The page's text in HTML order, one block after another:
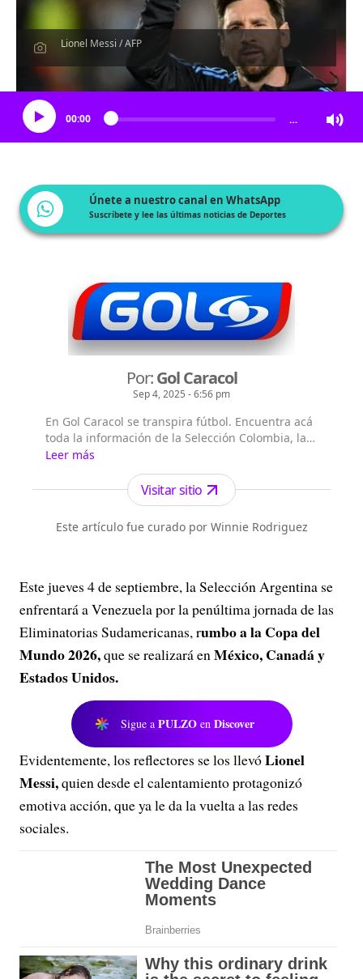
Lionel Messi / AFP
Escucha el artículo
00:00 …
Únete a nuestro canal en WhatsApp
Suscríbete y lee las últimas noticias de Deportes
Por:Gol Caracol
Sep 4, 2025 - 6:56 pm
En Gol Caracol se transpira fútbol. Encuentra acá
toda la información de la Selección Colombia, las
figuras a nivel internacional, lo mejor de la Liga
colombiana y el seguimiento del balompié
internacional.
Leer más
Visitar sitio
Este artículo fue curado por Winnie Rodriguez
Este jueves 4 de septiembre, la Selección Argentina se
enfrentará a Venezuela por la penúltima jornada de las
Eliminatorias Sudamericanas, rumbo a la Copa del
Mundo 2026,que se realizará enMéxico, Canadá y
Estados Unidos.
Sigue a PULZO en Discover
Evidentemente, los reflectores se los llevóLionel
Messi,quien desde el calentamiento protagonizó
emotiva acción, que ya le da la vuelta a las redes
sociales.